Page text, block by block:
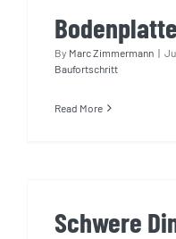
By Marc Zimmermann |
Baufortschritt
Read More
Schwere